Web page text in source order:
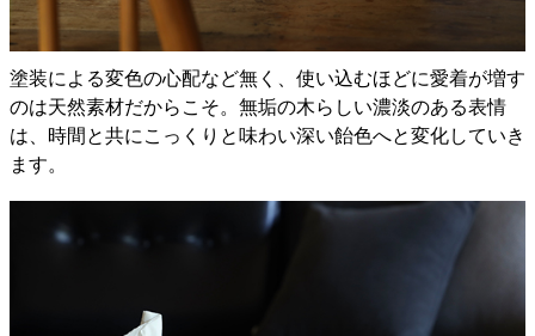
塗装による変色の心配など無く、使い込むほどに愛着が増す
のは天然素材だからこそ。無垢の木らしい濃淡のある表情
は、時間と共にこっくりと味わい深い飴色へと変化していき
ます。